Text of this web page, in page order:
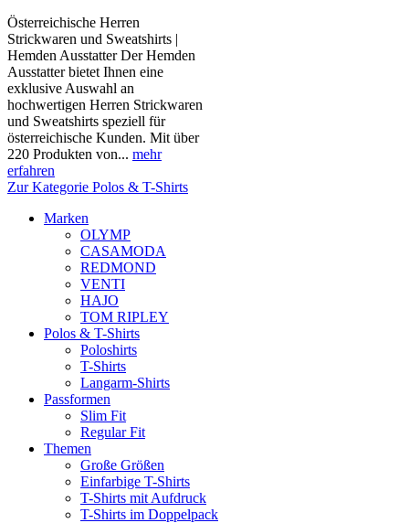
Österreichische Herren
Strickwaren und Sweatshirts |
Hemden Ausstatter Der Hemden
Ausstatter bietet Ihnen eine
exklusive Auswahl an
hochwertigen Herren Strickwaren
und Sweatshirts speziell für
österreichische Kunden. Mit über
220 Produkten von... mehr
erfahren
Zur Kategorie Polos & T-Shirts
Marken
OLYMP
CASAMODA
REDMOND
VENTI
HAJO
TOM RIPLEY
Polos & T-Shirts
Poloshirts
T-Shirts
Langarm-Shirts
Passformen
Slim Fit
Regular Fit
Themen
Große Größen
Einfarbige T-Shirts
T-Shirts mit Aufdruck
T-Shirts im Doppelpack